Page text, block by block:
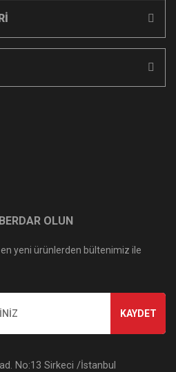
OLUN
yeni ürünlerden bültenimiz ile
KAYDET
No:13 Sirkeci /İstanbul